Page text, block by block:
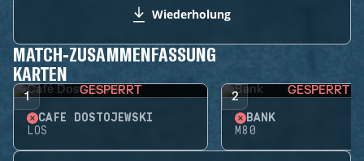
Wiederholung
MATCH-ZUSAMMENFASSUNG
KARTEN
1 GESPERRT
CAFÉ DOSTOJEWSKI
LOS
2 GESPERRT
BANK
M80